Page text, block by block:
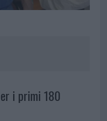
i primi 180